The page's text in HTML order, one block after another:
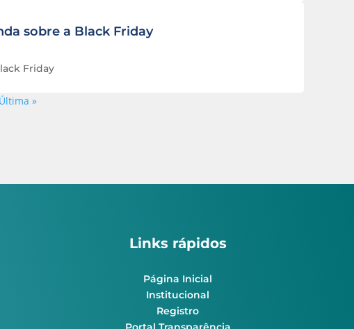
sobre a Black Friday
Friday
»
Links rápidos
Página Inicial
Institucional
Registro